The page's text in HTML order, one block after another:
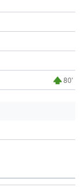
80'